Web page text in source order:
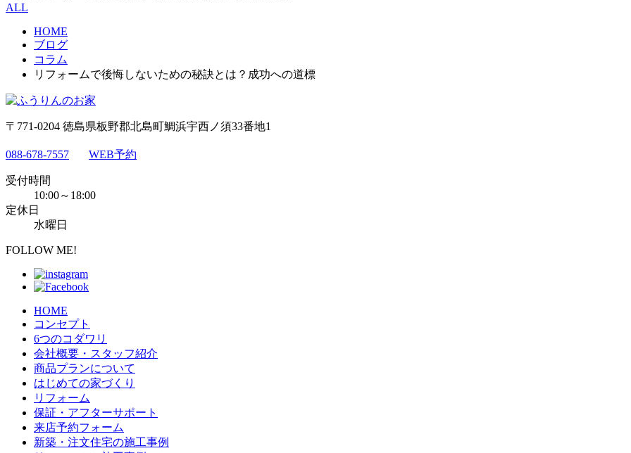
ALL
HOME
ブログ
コラム
リフォームで後悔しないための秘訣とは？成功への道標
〒771-0204 徳島県板野郡北島町鯛浜宇西ノ須33番地1
088-678-7557 WEB予約
受付時間
10:00～18:00
定休日
水曜日
FOLLOW ME!
HOME
コンセプト
6つのコダワリ
会社概要・スタッフ紹介
商品プランについて
はじめての家づくり
リフォーム
保証・アフターサポート
来店予約フォーム
新築・注文住宅の施工事例